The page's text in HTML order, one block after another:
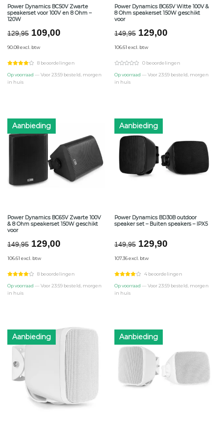
Power Dynamics BC50V Zwarte
speakerset voor 100V en 8 Ohm –
120W
129,95 Oorspronkelijke
was:
€129,95.
109,00Huidige
€109,00.
90.08 excl. btw
8 beoordelingen
Op voorraad — Voor 23:59 besteld, morgen
in huis
Power Dynamics BC65V Witte 100V &
8 Ohm speakerset 150W geschikt
voor
149,95 Oorspronkelijke
was:
€149,95.
129,00Huidige
€129,00.
106.61 excl. btw
0 beoordelingen
Op voorraad — Voor 23:59 besteld, morgen
in huis
Aanbieding
Power Dynamics BC65V Zwarte 100V
& 8 Ohm speakerset 150W geschikt
voor
149,95 Oorspronkelijke
was:
€149,95.
129,00Huidige
€129,00.
106.61 excl. btw
8 beoordelingen
Op voorraad — Voor 23:59 besteld, morgen
in huis
Aanbieding
Power Dynamics BD30B outdoor
speaker set – Buiten speakers – IPX5
149,95 Oorspronkelijke
was:
€149,95.
129,90Huidige
€129,90.
107.36 excl. btw
4 beoordelingen
Op voorraad — Voor 23:59 besteld, morgen
in huis
Aanbieding Aanbieding